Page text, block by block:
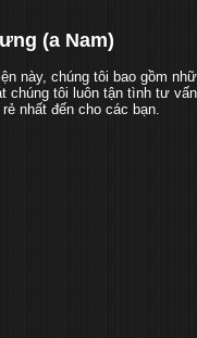
(a Nam)
này, chúng tôi bao gồm
chúng tôi luôn tận tình tư
nhất đến cho các bạn.